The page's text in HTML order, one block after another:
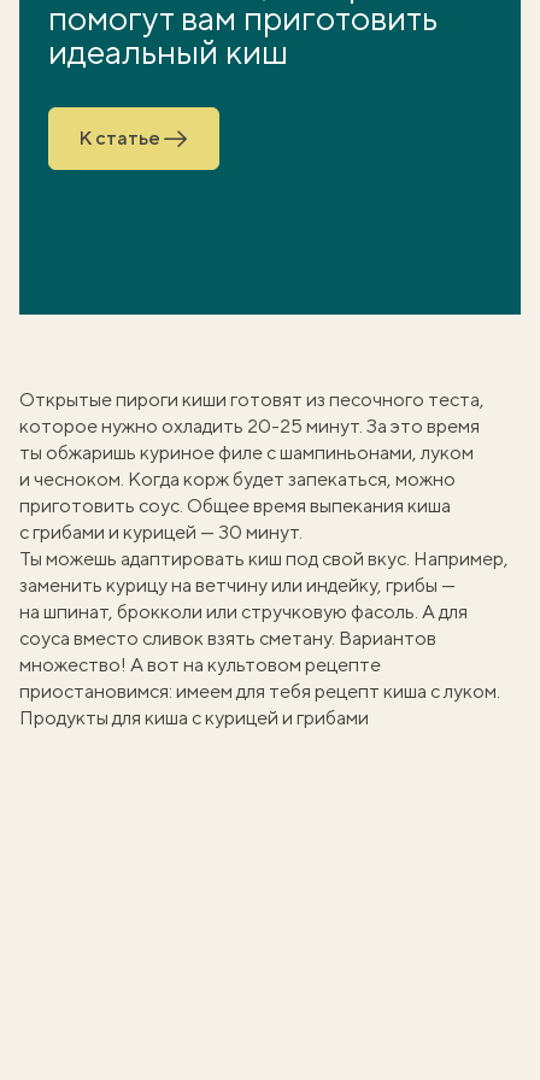
помогут вам приготовить
идеальный киш
К статье
Открытые пироги киши готовят из песочного теста,
которое нужно охладить 20-25 минут. За это время
ты обжаришь куриное филе с шампиньонами, луком
и чесноком. Когда корж будет запекаться, можно
приготовить соус. Общее время выпекания киша
с грибами и курицей — 30 минут.
Ты можешь адаптировать киш под свой вкус. Например,
заменить курицу на ветчину или индейку, грибы —
на шпинат, брокколи или стручковую фасоль. А для
соуса вместо сливок взять сметану. Вариантов
множество! А вот на культовом рецепте
приостановимся: имеем для тебя рецепт киша с луком.
Продукты для киша с курицей и грибами